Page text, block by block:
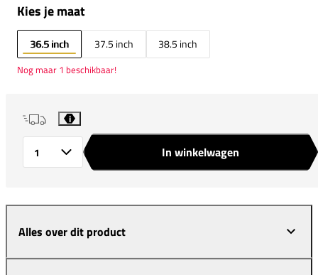
Kies je maat
36.5 inch 37.5 inch 38.5 inch
Nog maar 1 beschikbaar!
i
In winkelwagen
Alles over dit product